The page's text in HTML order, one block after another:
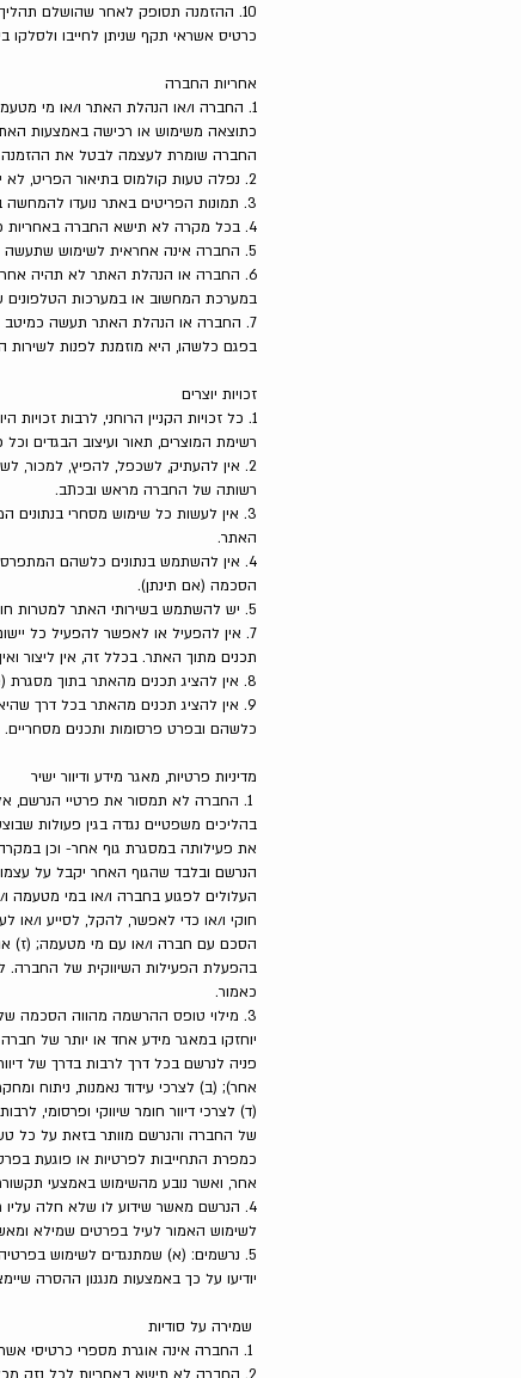
10. ההזמנה תסופק לאחר שהושלם
כרטיס אשראי תקף שניתן לחייבו
אחריות החברה
1. החברה ו/או הנהלת האתר ו/או מי
כתוצאה משימוש או רכישה באמצעות
החברה שומרת לעצמה לבטל את ההזמנה
2. נפלה טעות קולמוס בתיאור הפריט, לא יחייב הדבר את החברה ו/או את הנהלת האתר.
3. תמונות הפריטים באתר נועדו להמחשה בלבד וייתכנו הבדלים בין התמונות המוצגות באתר, חלקן או כולן, לבין הפריטים הנמכרים בפועל.
4. בכל מקרה לא תישא החברה באחריות כלשהי העולה על ערך הבגד/מוצר הנרכש וכן בכל נזק שאינו ישיר ו/או נזק תוצאתי.
5. החברה אינה אחראית לשימוש שתעשה הלקוחה ו/או המזמינה שלא בהתאם להוראות היצרן ו/או החברה לרבות ביצוע כביסה ו/או כל שימוש אחר בפריטים.
6. החברה או הנהלת האתר לא תהיה
במערכת המחשוב או במערכות הטלפונים
7. החברה או הנהלת האתר תעשה כמיטב
בפגם כלשהו, היא מוזמנת לפנות לשירות הלקוחות בטלפון 03-6818908, והנהלת
זכויות יוצרים
1. כל זכויות הקניין הרוחני, לרבות
רשימת המוצרים, תאור ועיצוב הבגדים
2. אין להעתיק, לשכפל, להפיץ, למכור,
רשותה של החברה מראש ובכתב.
3. אין לעשות כל שימוש מסחרי
האתר.
4. אין להשתמש בנתונים כלשהם
הסכמה (אם תינתן).
5. יש להשתמש בשירותי האתר למטרות חוקיות בלבד.
תכנים מתוך האתר. בכלל זה, אין ליצור
8. אין להציג תכנים מהאתר בתוך מסגרת (Frame), גלויה או סמויה.
9. אין להציג תכנים מהאתר בכל דרך
כלשהם ובפרט פרסומות ותכנים מסחריים.
מדיניות פרטיות, מאגר מידע ודיוור ישיר
1. החברה לא תמסור את פרטיי הנרשם,
בהליכים משפטיים נגדה בגין פעולות
את פעילותה במסגרת גוף אחר- וכן
הנרשם ובלבד שהגוף האחר יקבל על
העלולים לפגוע בחברה ו/או במי מטעמה
חוקי ו/או כדי לאפשר, להקל, לסייע ו/
הסכם עם חברה ו/או עם מי מטעמה; (ז) אם
בהפעלת הפעילות השיווקית של החברה.
כאמור.
3. מילוי טופס ההרשמה מהווה הסכמה
יוחזקו במאגר מידע אחד או יותר של
פניה לנרשם בכל דרך לרבות בדרך של
אחר); (ב) לצרכי עידוד נאמנות, ניתוח
אחר, ואשר נובע מהשימוש באמצעי
4. הנרשם מאשר שידוע לו שלא חלה
לשימוש האמור לעיל בפרטים שמילא
5. נרשמים: (א) שמתנגדים לשימוש
יודיעו על כך באמצעות מנגנון ההסרה
שמירה על סודיות